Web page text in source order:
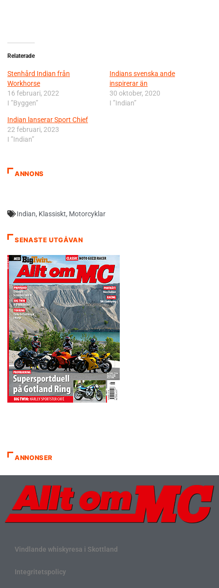
Relaterade
Stenhård Indian från
Workhorse
16 februari, 2022
I ”Byggen”
Indians svenska ande
inspirerar än
30 oktober, 2020
I ”Indian”
Indian lanserar Sport Chief
22 februari, 2023
I ”Indian”
ANNONS
Indian, Klassiskt, Motorcyklar
SENASTE UTGÅVAN
ANNONSER
Vindlande whiskyresa i Skottland
Integritetspolicy